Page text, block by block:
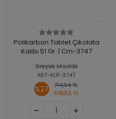
Polikarbon Tablet Çikolata
Kalıbı 51 Gr. | Cm-3747
Greyas Moulds
ART-KLP-3747
%27
714,94 TL
519,52 TL